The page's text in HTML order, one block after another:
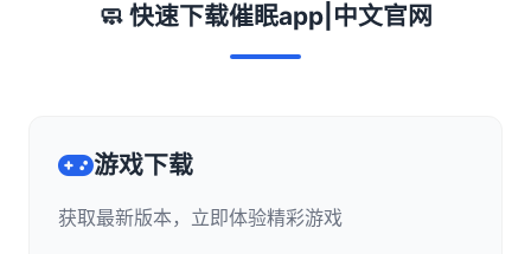
🧼 快速下载催眠app|中文官网
游戏下载
获取最新版本，立即体验精彩游戏